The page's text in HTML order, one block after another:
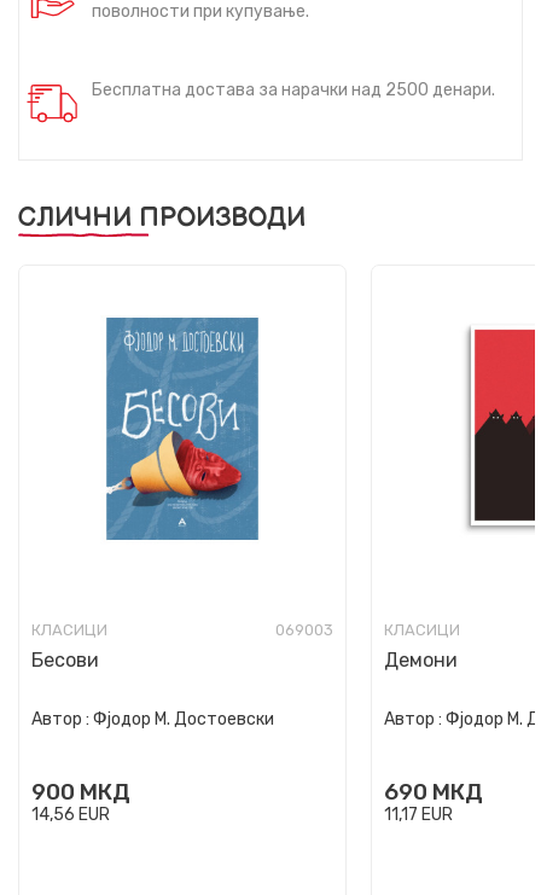
поволности при купување.
Бесплатна достава за нарачки над 2500 денари.
СЛИЧНИ ПРОИЗВОДИ
КЛАСИЦИ 069003
Бесови
Автор : Фјодор М. Достоевски
900 МКД
14,56 EUR
КЛАСИЦИ
Демони
Автор : Фјодор М.
690 МКД
11,17 EUR